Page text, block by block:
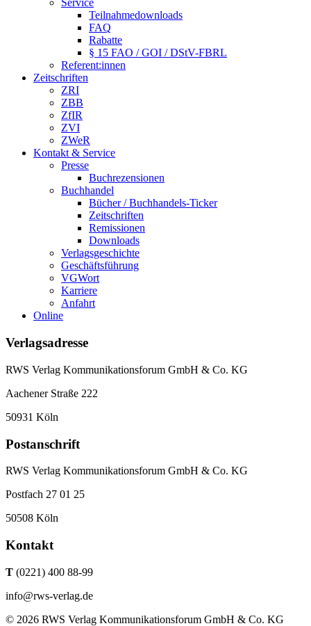
Service
Teilnahmedownloads
FAQ
Rabatte
§ 15 FAO / GOI / DStV-FBRL
Referent:innen
Zeitschriften
ZRI
ZBB
ZfIR
ZVI
ZWeR
Kontakt & Service
Presse
Buchrezensionen
Buchhandel
Bücher / Buchhandels-Ticker
Zeitschriften
Remissionen
Downloads
Verlagsgeschichte
Geschäftsführung
VGWort
Karriere
Anfahrt
Online
Verlagsadresse
RWS Verlag Kommunikationsforum GmbH & Co. KG
Aachener Straße 222
50931 Köln
Postanschrift
RWS Verlag Kommunikationsforum GmbH & Co. KG
Postfach 27 01 25
50508 Köln
Kontakt
T (0221) 400 88-99
info@rws-verlag.de
© 2026 RWS Verlag Kommunikationsforum GmbH & Co. KG